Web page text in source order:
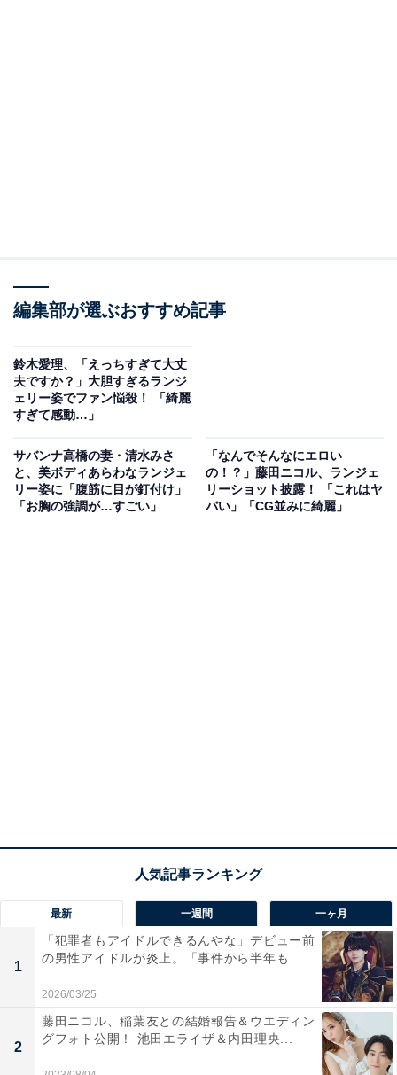
編集部が選ぶおすすめ記事
鈴木愛理、「えっちすぎて大丈
夫ですか？」大胆すぎるランジ
ェリー姿でファン悩殺！ 「綺麗
すぎて感動…」
サバンナ高橋の妻・清水みさ
と、美ボディあらわなランジェ
リー姿に「腹筋に目が釘付け」
「お胸の強調が…すごい」
「なんでそんなにエロい
の！？」藤田ニコル、ランジェ
リーショット披露！ 「これはヤ
バい」「CG並みに綺麗」
最新 一週間 一ヶ月
1
「犯罪者もアイドルできるんやな」デビュー前
の男性アイドルが炎上。「事件から半年も...
2026/03/25
2
藤田ニコル、稲葉友との結婚報告＆ウエディン
グフォト公開！ 池田エライザ＆内田理央...